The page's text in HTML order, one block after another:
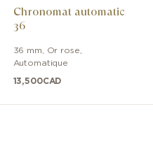
Chronomat automatic
36
36 mm Or rose
Automatique
13,500CAD